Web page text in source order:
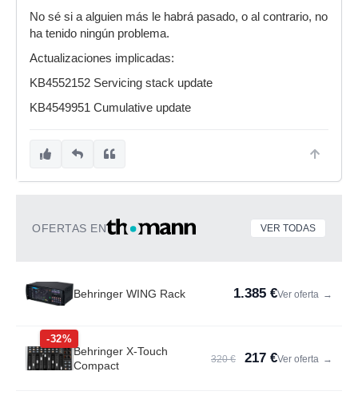
No sé si a alguien más le habrá pasado, o al contrario, no
ha tenido ningún problema.
Actualizaciones implicadas:
KB4552152 Servicing stack update
KB4549951 Cumulative update
OFERTAS EN VER TODAS
Behringer WING Rack 1.385 €Ver oferta →
-32%
Behringer X-Touch
Compact
320 € 217 €Ver oferta →